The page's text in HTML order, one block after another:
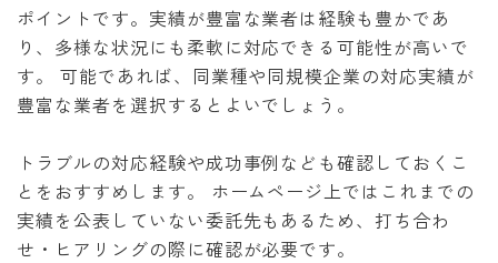
ポイントです。実績が豊富な業者は経験も豊かであ
り、多様な状況にも柔軟に対応できる可能性が高いで
す。 可能であれば、同業種や同規模企業の対応実績が
豊富な業者を選択するとよいでしょう。
トラブルの対応経験や成功事例なども確認しておくこ
とをおすすめします。 ホームページ上ではこれまでの
実績を公表していない委託先もあるため、打ち合わ
せ・ヒアリングの際に確認が必要です。